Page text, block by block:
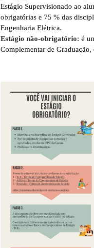
Estágio Supervisionado ao
obrigatórias e 75 % das
Engenharia Elétrica.
Estágio não-obrigatório: é
Complementar de